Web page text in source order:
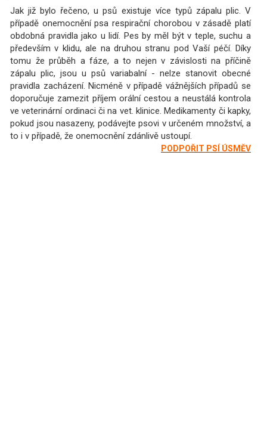
Jak již bylo řečeno, u psů existuje více typů zápalu plic. V
případě onemocnění psa respirační chorobou v zásadě platí
obdobná pravidla jako u lidí. Pes by měl být v teple, suchu a
především v klidu, ale na druhou stranu pod Vaší péčí. Díky
tomu že průběh a fáze, a to nejen v závislosti na příčině
zápalu plic, jsou u psů variabalní - nelze stanovit obecné
pravidla zacházení. Nicméně v případě vážnějších případů se
doporučuje zamezit příjem orální cestou a neustálá kontrola
ve veterinární ordinaci či na vet. klinice. Medikamenty či kapky,
pokud jsou nasazeny, podávejte psovi v určeném množství, a
to i v případě, že onemocnění zdánlivě ustoupí.
PODPOŘIT PSÍ ÚSMĚV